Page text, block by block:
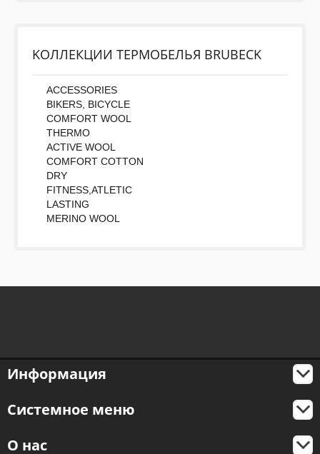
KОЛЛЕКЦИИ ТЕРМОБЕЛЬЯ BRUBECK
ACCESSORIES
BIKERS, BICYCLE
COMFORT WOOL
THERMO
ACTIVE WOOL
COMFORT COTTON
DRY
FITNESS,ATLETIC
LASTING
MERINO WOOL
Информация
Системное меню
О нас